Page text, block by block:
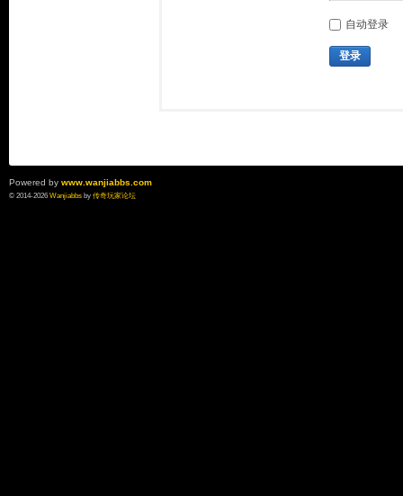
自动登录
登录
Powered by www.wanjiabbs.com
© 2014-2026 Wanjiabbsby 传奇玩家论坛